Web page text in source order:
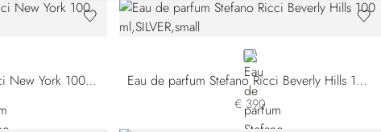
Eau de parfum Stefano Ricci New York 100 ml
SILVER
Eau de parfum Stefano Ricci Beverly Hills 100 ml
€ 390